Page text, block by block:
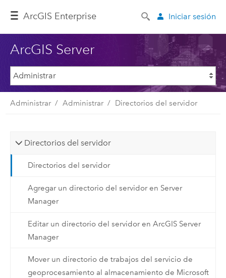
ArcGIS Enterprise Iniciar sesión
ArcGIS Server
Administrar Administrar Directorios del servidor
Directorios del servidor
Directorios del servidor
Agregar un directorio del servidor en Server
Manager
Editar un directorio del servidor en ArcGIS Server
Manager
Mover un directorio de trabajos del servicio de
geoprocesamiento al almacenamiento de Microsoft